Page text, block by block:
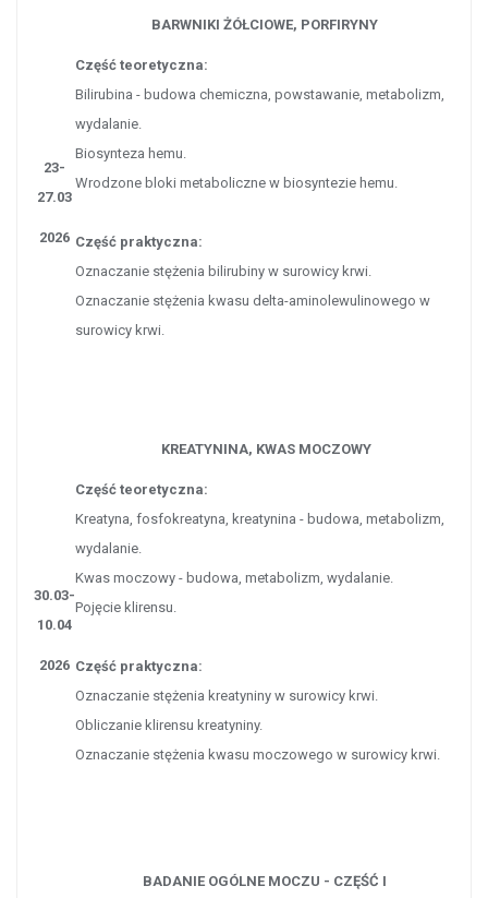
23-
27.03
2026
BARWNIKI ŻÓŁCIOWE, PORFIRYNY
Część teoretyczna:
Bilirubina - budowa chemiczna, powstawanie, metabolizm,
wydalanie.
Biosynteza hemu.
Wrodzone bloki metaboliczne w biosyntezie hemu.
Część praktyczna:
Oznaczanie stężenia bilirubiny w surowicy krwi.
Oznaczanie stężenia kwasu delta-aminolewulinowego w
surowicy krwi.
30.03-
10.04
2026
KREATYNINA, KWAS MOCZOWY
Część teoretyczna:
Kreatyna, fosfokreatyna, kreatynina - budowa, metabolizm,
wydalanie.
Kwas moczowy - budowa, metabolizm, wydalanie.
Pojęcie klirensu.
Część praktyczna:
Oznaczanie stężenia kreatyniny w surowicy krwi.
Obliczanie klirensu kreatyniny.
Oznaczanie stężenia kwasu moczowego w surowicy krwi.
BADANIE OGÓLNE MOCZU - CZĘŚĆ I